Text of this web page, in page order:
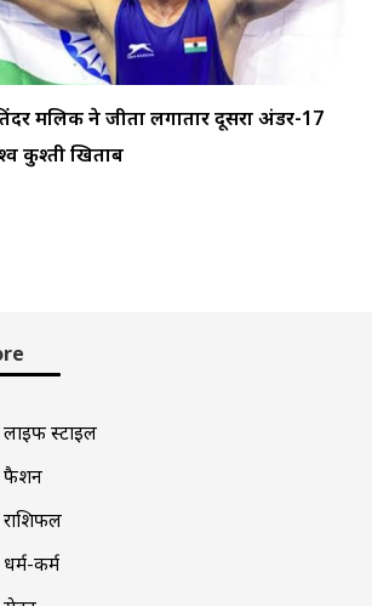
मलिक ने जीता लगातार दूसरा अंडर-17
कुश्ती खिताब
लाइफ स्टाइल
फैशन
राशिफल
धर्म-कर्म